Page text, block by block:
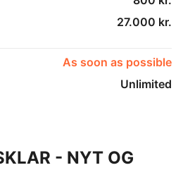
27.000 kr.
As soon as possible
Unlimited
- NYT OG